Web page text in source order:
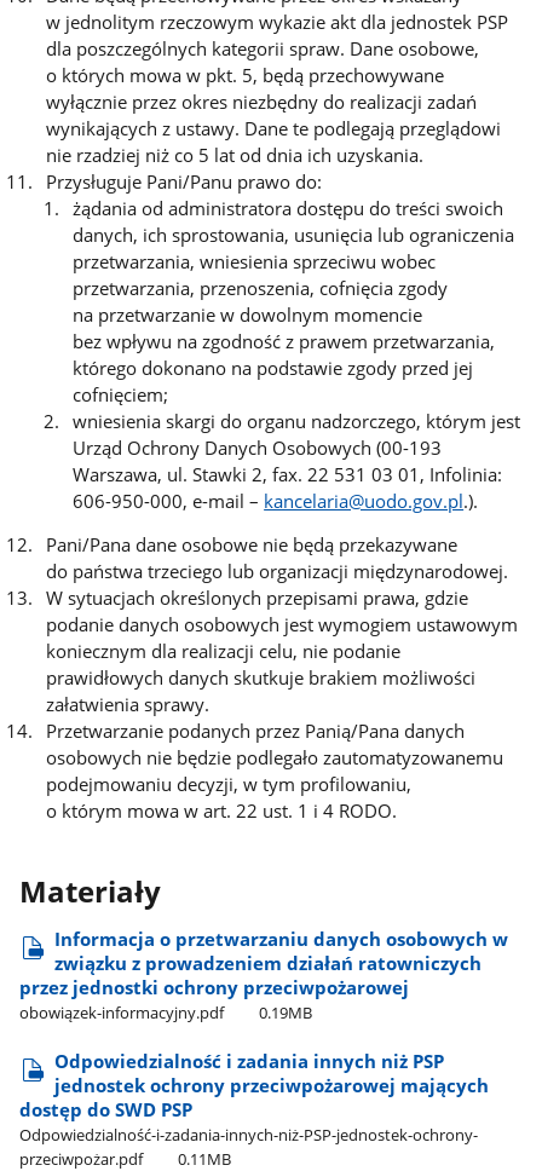
w jednolitym rzeczowym wykazie akt dla jednostek PSP
dla poszczególnych kategorii spraw. Dane osobowe,
o których mowa w pkt. 5, będą przechowywane
wyłącznie przez okres niezbędny do realizacji zadań
wynikających z ustawy. Dane te podlegają przeglądowi
nie rzadziej niż co 5 lat od dnia ich uzyskania.
Przysługuje Pani/Panu prawo do:
żądania od administratora dostępu do treści swoich
danych, ich sprostowania, usunięcia lub ograniczenia
przetwarzania, wniesienia sprzeciwu wobec
przetwarzania, przenoszenia, cofnięcia zgody
na przetwarzanie w dowolnym momencie
bez wpływu na zgodność z prawem przetwarzania,
którego dokonano na podstawie zgody przed jej
cofnięciem;
wniesienia skargi do organu nadzorczego, którym jest
Urząd Ochrony Danych Osobowych (00-193
Warszawa, ul. Stawki 2, fax. 22 531 03 01, Infolinia:
606-950-000, e-mail – kancelaria@uodo.gov.pl.).
Pani/Pana dane osobowe nie będą przekazywane
do państwa trzeciego lub organizacji międzynarodowej.
W sytuacjach określonych przepisami prawa, gdzie
podanie danych osobowych jest wymogiem ustawowym
koniecznym dla realizacji celu, nie podanie
prawidłowych danych skutkuje brakiem możliwości
załatwienia sprawy.
Przetwarzanie podanych przez Panią/Pana danych
osobowych nie będzie podlegało zautomatyzowanemu
podejmowaniu decyzji, w tym profilowaniu,
o którym mowa w art. 22 ust. 1 i 4 RODO.
Materiały
Informacja o przetwarzaniu danych osobowych w
związku z prowadzeniem działań ratowniczych
przez jednostki ochrony przeciwpożarowej
obowiązek-informacyjny.pdf 0.19MB
Odpowiedzialność i zadania innych niż PSP
jednostek ochrony przeciwpożarowej mających
dostęp do SWD PSP
Odpowiedzialność-i-zadania-innych-niż-PSP-jednostek-ochrony-
przeciwpożar.pdf
0.11MB